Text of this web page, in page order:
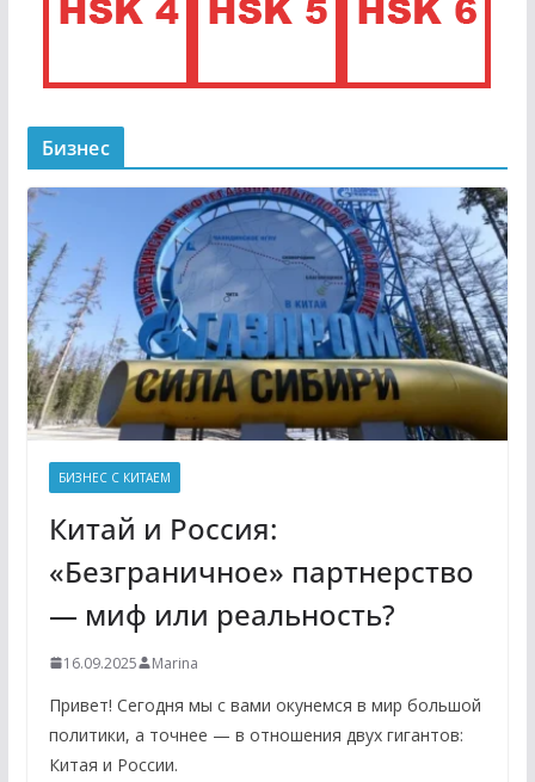
Бизнес
БИЗНЕС С КИТАЕМ
Китай и Россия:
«Безграничное» партнерство
— миф или реальность?
16.09.2025 Marina
Привет! Сегодня мы с вами окунемся в мир большой
политики, а точнее — в отношения двух гигантов:
Китая и России.